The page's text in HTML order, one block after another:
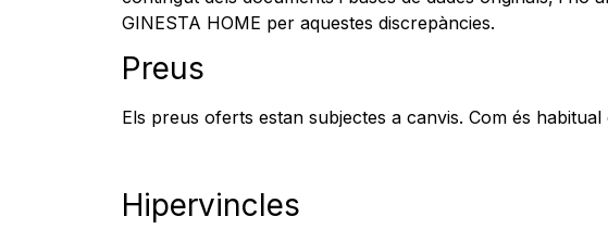
GINESTA HOME per aquestes discrepàncies.
Preus
Els preus oferts estan subjectes a canvis. Com és
Hipervincles